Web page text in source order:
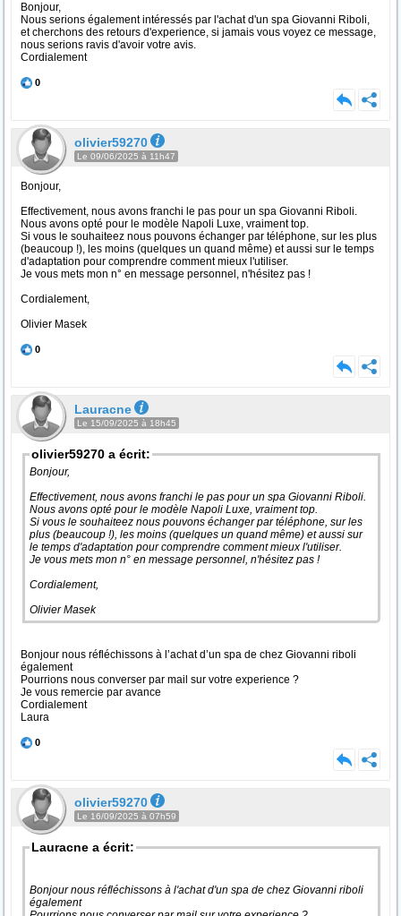
Bonjour,
Nous serions également intéressés par l'achat d'un spa Giovanni Riboli,
et cherchons des retours d'experience, si jamais vous voyez ce message,
nous serions ravis d'avoir votre avis.
Cordialement
0
olivier59270
Le 09/06/2025 à 11h47
Bonjour,
Effectivement, nous avons franchi le pas pour un spa Giovanni Riboli.
Nous avons opté pour le modèle Napoli Luxe, vraiment top.
Si vous le souhaiteez nous pouvons échanger par téléphone, sur les plus
(beaucoup !), les moins (quelques un quand même) et aussi sur le temps
d'adaptation pour comprendre comment mieux l'utiliser.
Je vous mets mon n° en message personnel, n'hésitez pas !
Cordialement,
Olivier Masek
0
Lauracne
Le 15/09/2025 à 18h45
olivier59270 a écrit:
Bonjour,
Effectivement, nous avons franchi le pas pour un spa Giovanni Riboli.
Nous avons opté pour le modèle Napoli Luxe, vraiment top.
Si vous le souhaiteez nous pouvons échanger par téléphone, sur les
plus (beaucoup !), les moins (quelques un quand même) et aussi sur
le temps d'adaptation pour comprendre comment mieux l'utiliser.
Je vous mets mon n° en message personnel, n'hésitez pas !
Cordialement,
Olivier Masek
Bonjour nous réfléchissons à l’achat d’un spa de chez Giovanni riboli
également
Pourrions nous converser par mail sur votre experience ?
Je vous remercie par avance
Cordialement
Laura
0
olivier59270
Le 16/09/2025 à 07h59
Lauracne a écrit:
Bonjour nous réfléchissons à l'achat d'un spa de chez Giovanni riboli
également